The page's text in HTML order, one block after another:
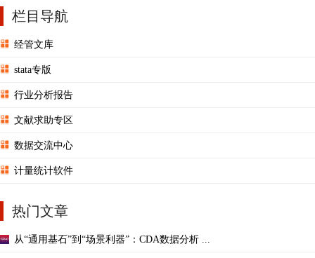
栏目导航
经管文库
stata专版
行业分析报告
文献求助专区
数据交流中心
计量统计软件
热门文章
从“通用基石”到“场景利器”：CDA数据分析 ...